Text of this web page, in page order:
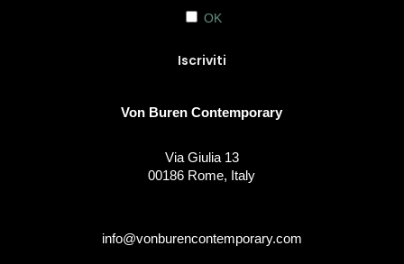
OK
Von Buren Contemporary
Via Giulia 13
00186 Rome, Italy
info@vonburencontemporary.com